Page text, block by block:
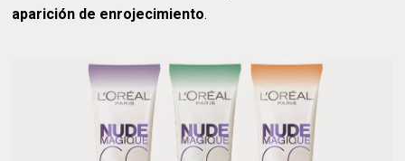
aparición de enrojecimiento.